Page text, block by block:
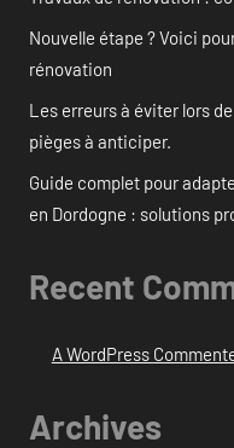
Nouvelle étape ? Voici
rénovation
Les erreurs à éviter lors
pièges à anticiper.
Guide complet pour
en Dordogne : solutions
Recent
A WordPress
Archives